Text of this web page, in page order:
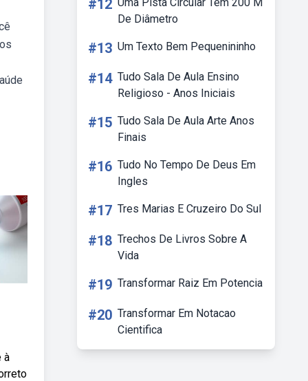
à
#12
De Diâmetro
#13 Um Texto Bem Pequenininho
#14 Tudo Sala De Aula Ensino
Religioso - Anos Iniciais
#15 Tudo Sala De Aula Arte Anos
Finais
#16 Tudo No Tempo De Deus Em
Ingles
#17 Tres Marias E Cruzeiro Do Sul
#18 Trechos De Livros Sobre A
Vida
#19 Transformar Raiz Em Potencia
#20 Transformar Em Notacao
Cientifica